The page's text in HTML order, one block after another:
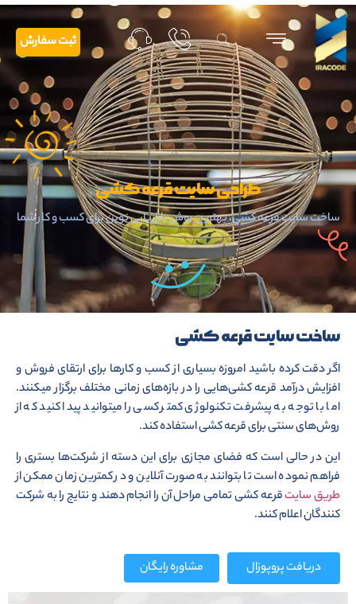
ثبت سفارش
طراحی سایت قرعه کشی
ساخت سایت قرعه کشی، بهترین روش بازاریابی نوین برای کسب و کار شما
ساخت سایت قرعه کشی
اگر دقت کرده باشید امروزه بسیاری از کسب و کارها برای ارتقای فروش و
افزایش درآمد قرعه کشی‌هایی را در بازه‌های زمانی مختلف برگزار میکنند.
اما با توجه به پیشرفت تکنولوژی کمتر کسی را میتوانید پیدا کنید که از
روش‌های سنتی برای قرعه کشی استفاده کند.
این در حالی است که فضای مجازی برای این دسته از شرکت‌ها بستری را
فراهم نموده است تا بتوانند به صورت آنلاین و در کمترین زمان ممکن از
طریق سایتقرعه کشی تمامی مراحل آن را انجام دهند و نتایج را به شرکت
کنندگان اعلام کنند.
دریافت پروپوزال مشاوره رایگان